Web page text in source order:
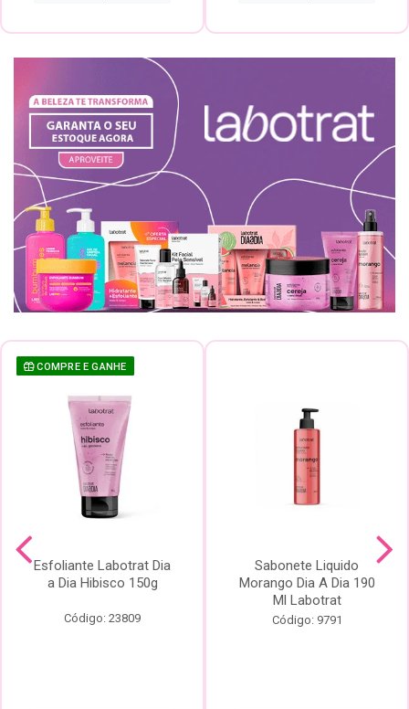
COMPRE E GANHE
Esfoliante Labotrat Dia
a Dia Hibisco 150g
Código: 23809
Sabonete Liquido
Morango Dia A Dia 190
Ml Labotrat
Código: 9791